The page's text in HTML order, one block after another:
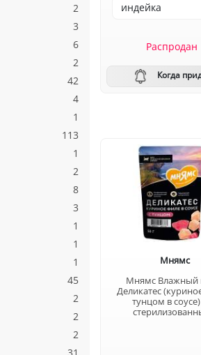
2
3
6
2
42
4
1
113
1
2
8
3
1
1
1
45
2
2
2
Распродан
Когда
Мнямс
Мнямс Влажный
Деликатес
тунцом в